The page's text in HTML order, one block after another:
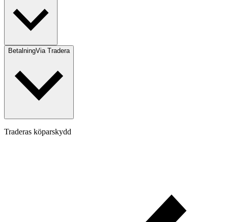
BetalningVia Tradera
Traderas köparskydd